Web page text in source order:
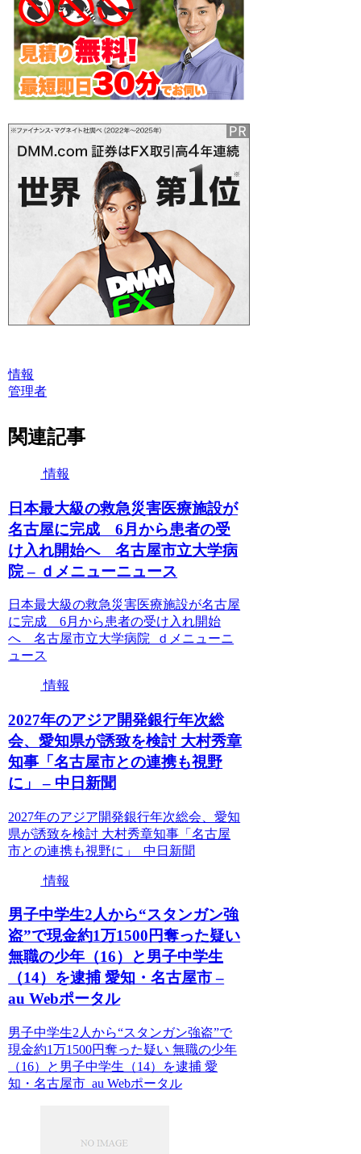
情報
管理者
関連記事
情報
日本最大級の救急災害医療施設が
名古屋に完成 6月から患者の受
け入れ開始へ 名古屋市立大学病
院 – ｄメニューニュース
日本最大級の救急災害医療施設が名古屋
に完成 6月から患者の受け入れ開始
へ 名古屋市立大学病院 ｄメニューニ
ュース
情報
2027年のアジア開発銀行年次総
会、愛知県が誘致を検討 大村秀章
知事「名古屋市との連携も視野
に」 – 中日新聞
2027年のアジア開発銀行年次総会、愛知
県が誘致を検討 大村秀章知事「名古屋
市との連携も視野に」 中日新聞
情報
男子中学生2人から“スタンガン強
盗”で現金約1万1500円奪った疑い
無職の少年（16）と男子中学生
（14）を逮捕 愛知・名古屋市 –
au Webポータル
男子中学生2人から“スタンガン強盗”で
現金約1万1500円奪った疑い 無職の少年
（16）と男子中学生（14）を逮捕 愛
知・名古屋市 au Webポータル